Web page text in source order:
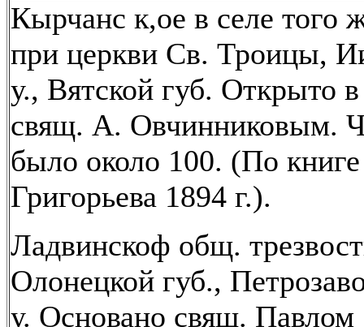
Кырчанс к,ое в селе того
при церкви Св. Троицы,
у., Вятской губ. Открыто в
свящ. А. Овчинниковым.
было около 100. (По
Григорьева 1894 г.).
Ладвинскоф общ.
Олонецкой губ.,
у. Основано свящ. Павлом